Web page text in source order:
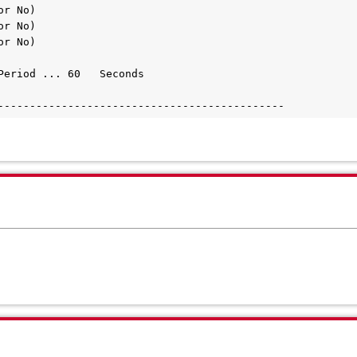
NO     (Yes or No)
NO     (Yes or No)
or No)
Period ... 60   Seconds